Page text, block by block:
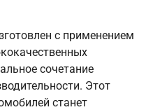
с применением
сочетание
Этот
станет